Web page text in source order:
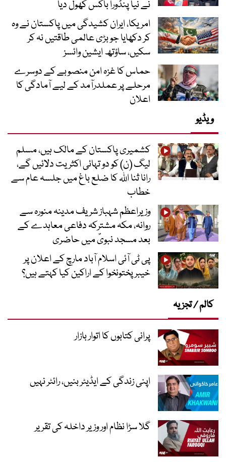
نے نیا پنڈورا باکس کھول دیا
امریکا، ایران کشیدگی میں پاکستان نے وہ
کر دکھایا جو بڑی عالمی طاقتیں نہ کر
سکیں، ساؤتھ ایشین وائسز
حماس کا غزہ امن منصوبے کے دوسرے
مرحلے پر عملدرآمد کے لیے آمادگی کا
اعلان
ویڈیو
کشمیری پاکستان کے مالک ہیں، مسلم
لیگ (ن) کو دو تہائی اکثریت دلائیں گے،
رانا ثنا اللہ کا ضلع باغ میں جلسہ عام سے
خطاب
وزیراعظم شہباز شریف مدینہ منورہ سے
روانہ، مکہ مشترکہ دفاعی معاہدے کے
بعد مسجد نبویؐ میں حاضری
پی ٹی آئی اسلام آباد مارچ کے اعلان پر
خیبر پختونخوا کے اراکین کیا کہتے ہیں؟
کالم / تجزیہ
پرانی کتابوں کا اتوار بازار
اپنی زندگی کے ایڈیٹر بنیں، رائٹر نہیں
گلا سڑا نظام اور وزیر داخلہ کی تقریر